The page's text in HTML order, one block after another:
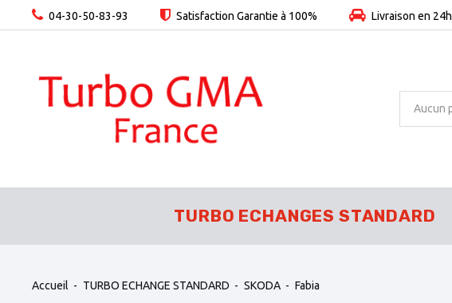
04-30-50-83-93 Satisfaction Garantie à 100% Livraison en 24h
TURBO ECHANGES STANDARD
Accueil TURBO ECHANGE STANDARD SKODA Fabia